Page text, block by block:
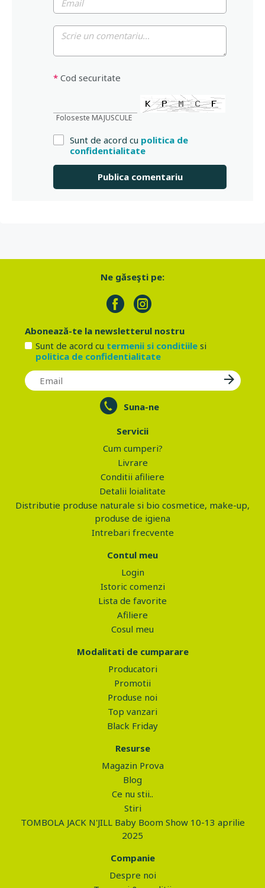
* Cod securitate
Foloseste MAJUSCULE
Sunt de acord cu politica de
confidentialitate
Ne găseşti pe:
Abonează-te la newsletterul nostru
Sunt de acord cu termenii si conditiilesi
politica de confidentialitate
Suna-ne
Servicii
Cum cumperi?
Livrare
Conditii afiliere
Detalii loialitate
Distributie produse naturale si bio cosmetice, make-up,
produse de igiena
Intrebari frecvente
Contul meu
Login
Istoric comenzi
Lista de favorite
Afiliere
Cosul meu
Modalitati de cumparare
Producatori
Promotii
Produse noi
Top vanzari
Black Friday
Resurse
Magazin Prova
Blog
Ce nu stii..
Stiri
TOMBOLA JACK N'JILL Baby Boom Show 10-13 aprilie
2025
Companie
Despre noi